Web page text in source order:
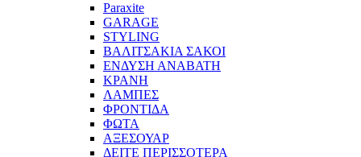
Paraxite
GARAGE
STYLING
ΒΑΛΙΤΣΑΚΙΑ ΣΑΚΟΙ
ΕΝΔΥΣΗ ΑΝΑΒΑΤΗ
ΚΡΑΝΗ
ΛΑΜΠΕΣ
ΦΡΟΝΤΙΔΑ
ΦΩΤΑ
ΑΞΕΣΟΥΑΡ
ΔΕΙΤΕ ΠΕΡΙΣΣΟΤΕΡΑ